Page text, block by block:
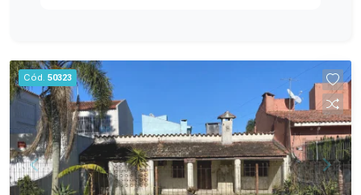
Cozinha integrada à sala, proporcionando
praticidade e melhor aproveitamento dos
ambientes; Banheiro completo; 1 vaga de
garagem privativa, oferecendo mais segurança e
comodidade. Uma excelente opção para quem
deseja morar em um condomínio que oferece
tranquilidade, conforto e praticidade, em uma das
Cód. 50323